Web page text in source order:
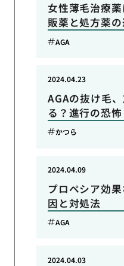
女性薄毛治療
販薬と処方薬
AGA
AGAの抜け毛
る？進行の恐怖
2024.04.23
かつら
プロペシア効
因と対処法
2024.04.09
AGA
2024.04.03